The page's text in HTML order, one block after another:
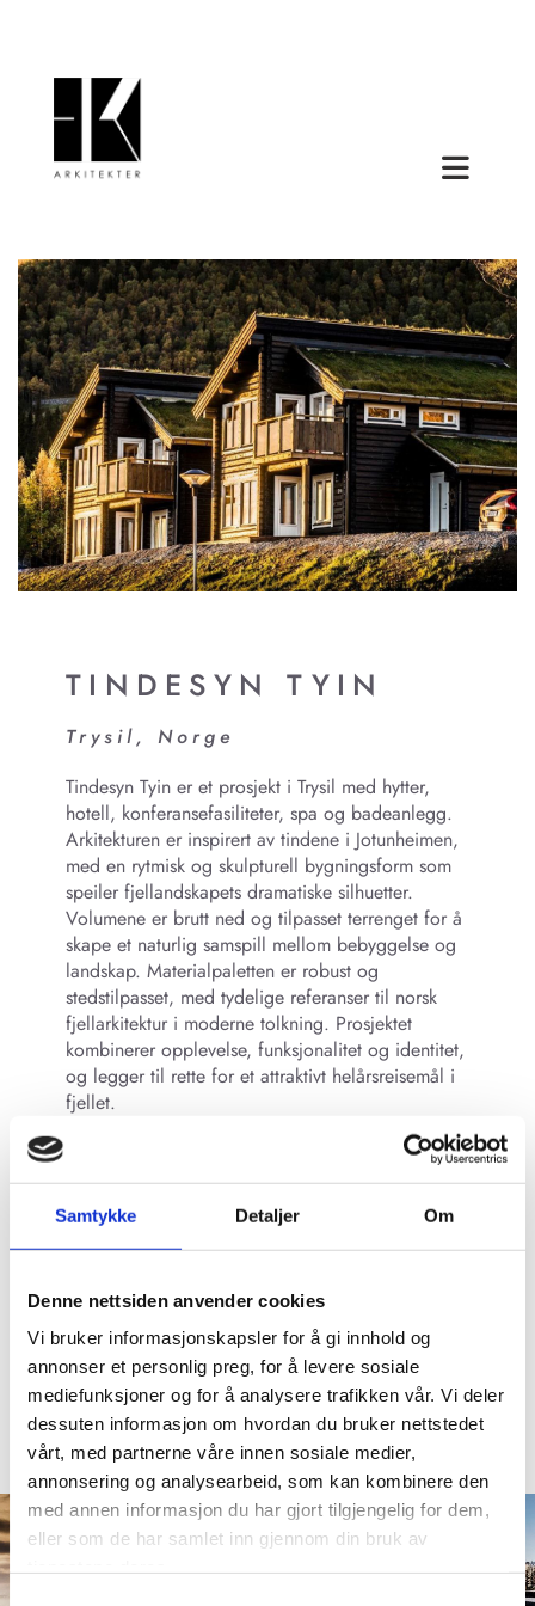
Samtykke Detaljer Om
Denne nettsiden anvender cookies
Vi bruker informasjonskapsler for å gi innhold og
annonser et personlig preg, for å levere sosiale
mediefunksjoner og for å analysere trafikken vår. Vi deler
dessuten informasjon om hvordan du bruker nettstedet
vårt, med partnerne våre innen sosiale medier,
annonsering og analysearbeid, som kan kombinere den
med annen informasjon du har gjort tilgjengelig for dem,
eller som de har samlet inn gjennom din bruk av
TINDESYN TYIN
Trysil, Norge
Tindesyn Tyin er et prosjekt i Trysil med hytter,
hotell, konferansefasiliteter, spa og badeanlegg.
Arkitekturen er inspirert av tindene i Jotunheimen,
med en rytmisk og skulpturell bygningsform som
speiler fjellandskapets dramatiske silhuetter.
Volumene er brutt ned og tilpasset terrenget for å
skape et naturlig samspill mellom bebyggelse og
landskap. Materialpaletten er robust og
stedstilpasset, med tydelige referanser til norsk
fjellarkitektur i moderne tolkning. Prosjektet
kombinerer opplevelse, funksjonalitet og identitet,
og legger til rette for et attraktivt helårsreisemål i
fjellet.
Type
Sted
Status
Nybygg hotell, konferanse,
Trysil
35.000 m2
Ferdigstilt i 2009 og 2016
Trysil Hotellutvikling AS